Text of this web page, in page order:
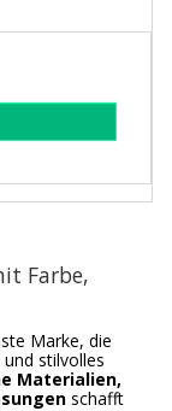
Farbe,
Marke, die
stilvolles
Materialien,
schafft